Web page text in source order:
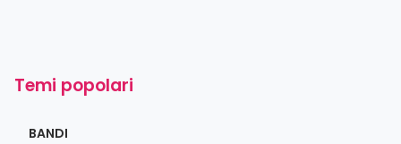
Temi popolari
BANDI